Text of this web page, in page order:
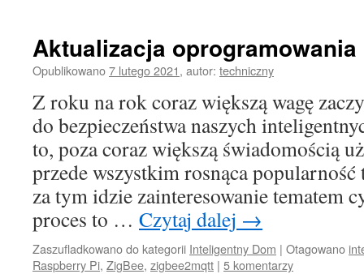
Aktualizacja oprogramowania
Opublikowano7 lutego 2021, autor: techniczny
Z roku na rok coraz większą wagę
do bezpieczeństwa naszych
to, poza coraz większą świadomością
przede wszystkim rosnąca
za tym idzie zainteresowanie tematem
proces to … Czytaj dalej →
Zaszufladkowano do kategorii Inteligentny Dom | Otagowano
Raspberry Pi, ZigBee, zigbee2mqtt | 5 komentarzy